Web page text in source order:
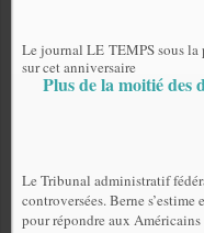
Le journal LE TEMPS sous la
sur cet anniversaire
Plus de la moitié des
Le Tribunal administratif
controversées. Berne
pour répondre aux Américains